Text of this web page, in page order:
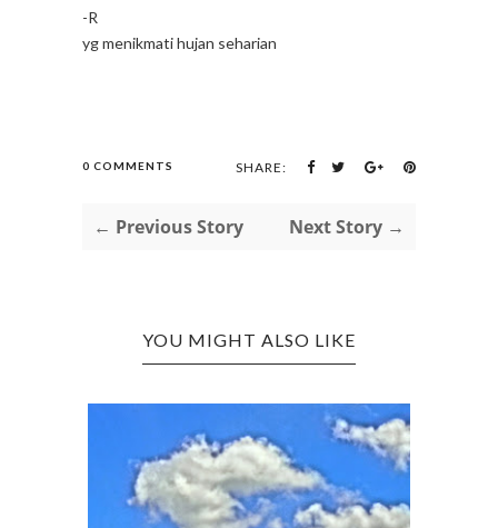
-R
yg menikmati hujan seharian
0 COMMENTS SHARE:
← Previous Story Next Story →
YOU MIGHT ALSO LIKE